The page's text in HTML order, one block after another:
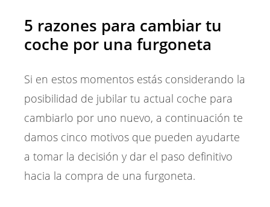
5 razones para cambiar tu
coche por una furgoneta
Si en estos momentos estás considerando la
posibilidad de jubilar tu actual coche para
cambiarlo por uno nuevo, a continuación te
damos cinco motivos que pueden ayudarte
a tomar la decisión y dar el paso definitivo
hacia la compra de una furgoneta.